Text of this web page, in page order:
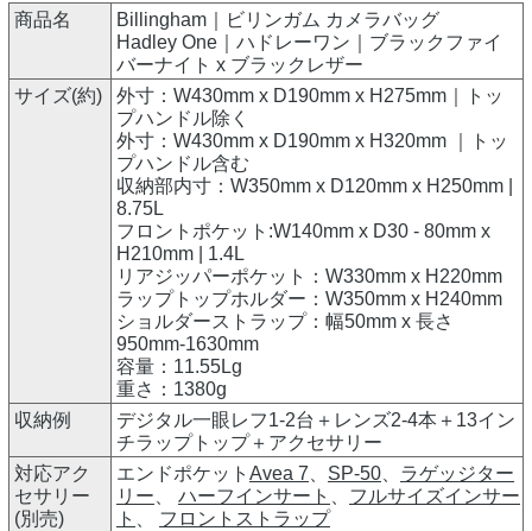
商品名
Billingham｜ビリンガム カメラバッグ
Hadley One｜ハドレーワン｜ブラックファイ
バーナイト x ブラックレザー
サイズ(約)
外寸：W430mm x D190mm x H275mm｜トッ
プハンドル除く
外寸：W430mm x D190mm x H320mm ｜トッ
プハンドル含む
収納部内寸：W350mm x D120mm x H250mm |
8.75L
フロントポケット:W140mm x D30 - 80mm x
H210mm | 1.4L
リアジッパーポケット：W330mm x H220mm
ラップトップホルダー：W350mm x H240mm
ショルダーストラップ：幅50mm x 長さ
950mm-1630mm
容量：11.55Lg
重さ：1380g
収納例
デジタル一眼レフ1-2台＋レンズ2-4本＋13イン
チラップトップ＋アクセサリー
対応アク
セサリー
(別売)
エンドポケット Avea 7 SP-50
ラゲッジター
リー
ハーフインサート
フルサイズインサー
ト
フロントストラップ